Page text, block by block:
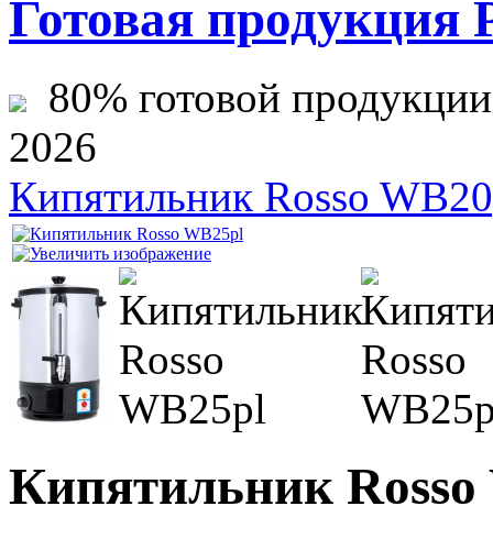
Готовая продукция
80% готовой
2026
Кипятильник Rosso
Кипятильник